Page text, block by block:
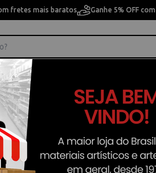
fretes mais baratos Ganhe 5% OFF
> Mesa de Luz
10% OFF